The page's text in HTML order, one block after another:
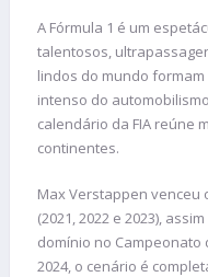
A Fórmula 1 é um
talentosos,
lindos do mundo
intenso do
calendário da FIA reúne
continentes.
Max Verstappen venceu
(2021, 2022 e 2023),
domínio no Campeonato
2024, o cenário é